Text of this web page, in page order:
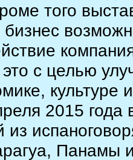
того
с целью
2015
из
Панамы